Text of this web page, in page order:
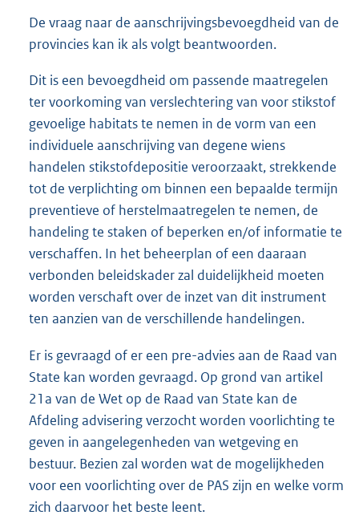
De vraag naar de aanschrijvingsbevoegdheid van de
provincies kan ik als volgt beantwoorden.
Dit is een bevoegdheid om passende maatregelen
ter voorkoming van verslechtering van voor stikstof
gevoelige habitats te nemen in de vorm van een
individuele aanschrijving van degene wiens
handelen stikstofdepositie veroorzaakt, strekkende
tot de verplichting om binnen een bepaalde termijn
preventieve of herstelmaatregelen te nemen, de
handeling te staken of beperken en/of informatie te
verschaffen. In het beheerplan of een daaraan
verbonden beleidskader zal duidelijkheid moeten
worden verschaft over de inzet van dit instrument
ten aanzien van de verschillende handelingen.
Er is gevraagd of er een pre-advies aan de Raad van
State kan worden gevraagd. Op grond van artikel
21a van de Wet op de Raad van State kan de
Afdeling advisering verzocht worden voorlichting te
geven in aangelegenheden van wetgeving en
bestuur. Bezien zal worden wat de mogelijkheden
voor een voorlichting over de PAS zijn en welke vorm
zich daarvoor het beste leent.